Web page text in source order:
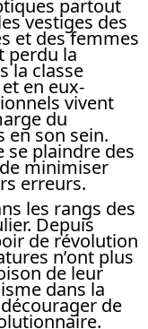
partout
vestiges des
et des femmes
perdu la
la classe
en eux-
vivent
du
en son sein.
se plaindre des
minimiser
erreurs.
les rangs des
Depuis
de révolution
n’ont plus
de leur
dans la
de